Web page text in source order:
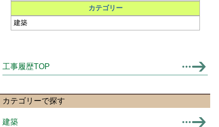
カテゴリー
建築
工事履歴TOP
カテゴリーで探す
建築